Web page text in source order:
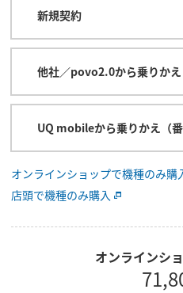
新規契約
他社／povo2.0から乗りかえ
UQ mobileから乗りかえ（番
オンラインショップで機種のみ購
店頭で機種のみ購入
オンラインシ